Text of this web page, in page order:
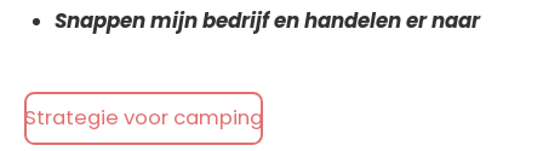
Snappen mijn bedrijf en handelen er naar
Strategie voor camping